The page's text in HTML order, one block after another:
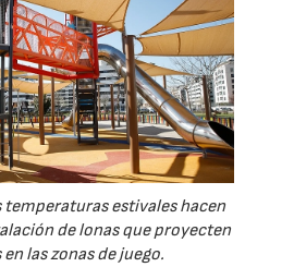
temperaturas estivales hacen
de lonas que proyecten
las zonas de juego.